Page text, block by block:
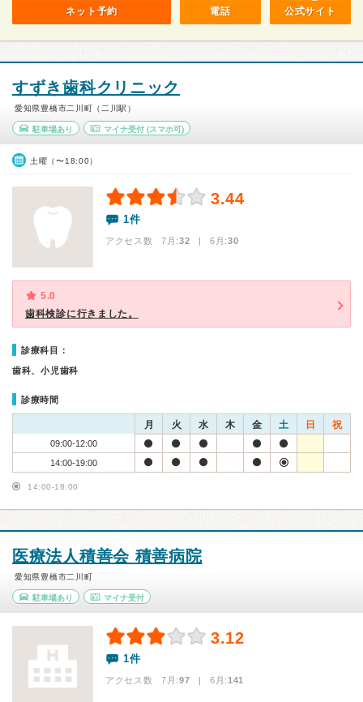
ネット予約 電話 公式サイト
すずき歯科クリニック
愛知県豊橋市二川町（二川駅）
駐車場あり マイナ受付(スマホ可)
土曜（〜18:00）
3.44
1件
アクセス数 7月:32 | 6月:30
5.0
歯科検診に行きました。
診療科目：
歯科、小児歯科
診療時間
月 火 水 木 金 土 日 祝
09:00-12:00
14:00-19:00
14:00-18:00
医療法人積善会 積善病院
愛知県豊橋市二川町
駐車場あり マイナ受付
3.12
1件
アクセス数 7月:97 | 6月:141